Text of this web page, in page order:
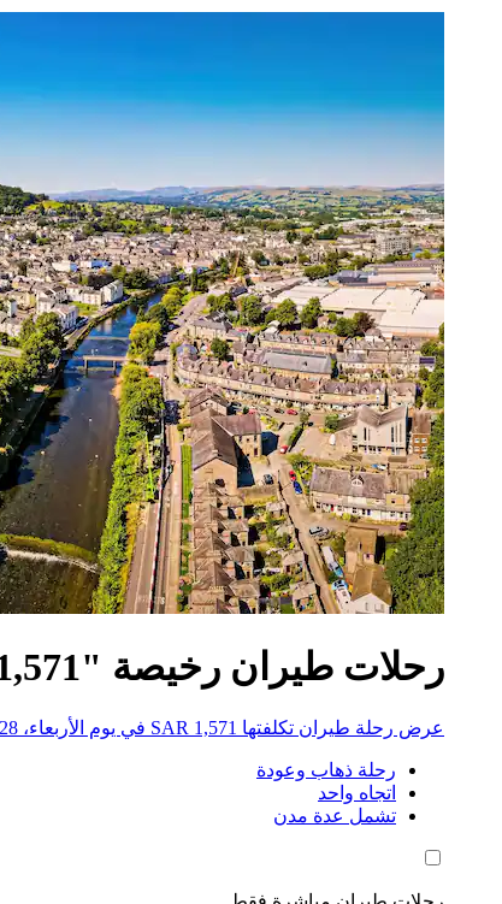
رحلات طيران رخيصة "SAR 1,571" إلى كيندال
عرض رحلة طيران تكلفتها SAR 1,571 في يوم الأربعاء، 28 أكتوبر 2026
رحلة ذهاب وعودة
اتجاه واحد
تشمل عدة مدن